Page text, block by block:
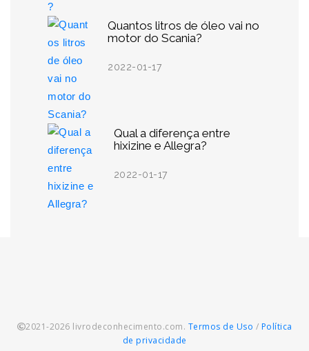
Quantos litros de óleo vai no
motor do Scania?
2022-01-17
Qual a diferença entre
hixizine e Allegra?
2022-01-17
2021-2026 livrodeconhecimento.com. Termos de Uso / Política
de privacidade